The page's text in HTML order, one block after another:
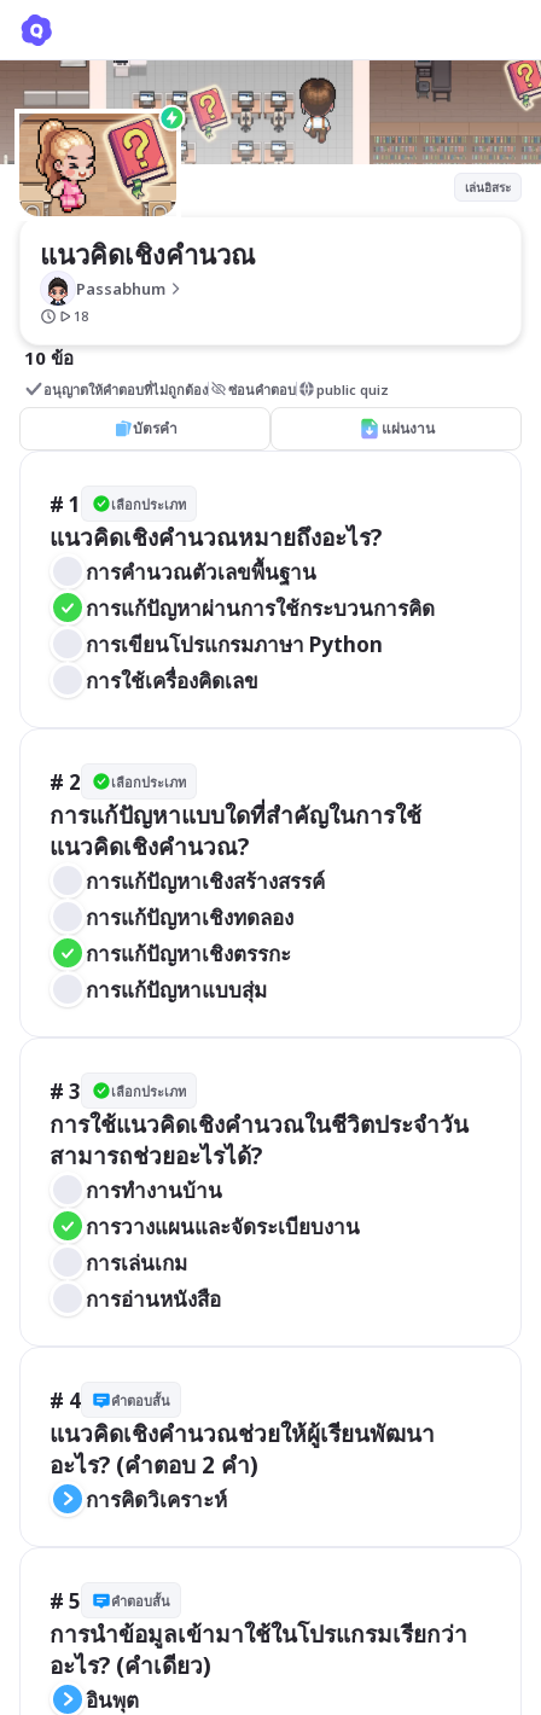
เล่นอิสระ
แนวคิดเชิงคำนวณ
Passabhum
18
10 ข้อ
อนุญาตให้คำตอบที่ไม่ถูกต้อง ซ่อนคำตอบ public quiz
บัตรคำ แผ่นงาน
# 1 เลือกประเภท
แนวคิดเชิงคำนวณหมายถึงอะไร?
การคำนวณตัวเลขพื้นฐาน
การแก้ปัญหาผ่านการใช้กระบวนการคิด
การเขียนโปรแกรมภาษา Python
การใช้เครื่องคิดเลข
# 2 เลือกประเภท
การแก้ปัญหาแบบใดที่สำคัญในการใช้
แนวคิดเชิงคำนวณ?
การแก้ปัญหาเชิงสร้างสรรค์
การแก้ปัญหาเชิงทดลอง
การแก้ปัญหาเชิงตรรกะ
การแก้ปัญหาแบบสุ่ม
# 3 เลือกประเภท
การใช้แนวคิดเชิงคำนวณในชีวิตประจำวัน
สามารถช่วยอะไรได้?
การทำงานบ้าน
การวางแผนและจัดระเบียบงาน
การเล่นเกม
การอ่านหนังสือ
# 4 คำตอบสั้น
แนวคิดเชิงคำนวณช่วยให้ผู้เรียนพัฒนา
อะไร? (คำตอบ 2 คำ)
การคิดวิเคราะห์
# 5 คำตอบสั้น
การนำข้อมูลเข้ามาใช้ในโปรแกรมเรียกว่า
อะไร? (คำเดียว)
อินพุต